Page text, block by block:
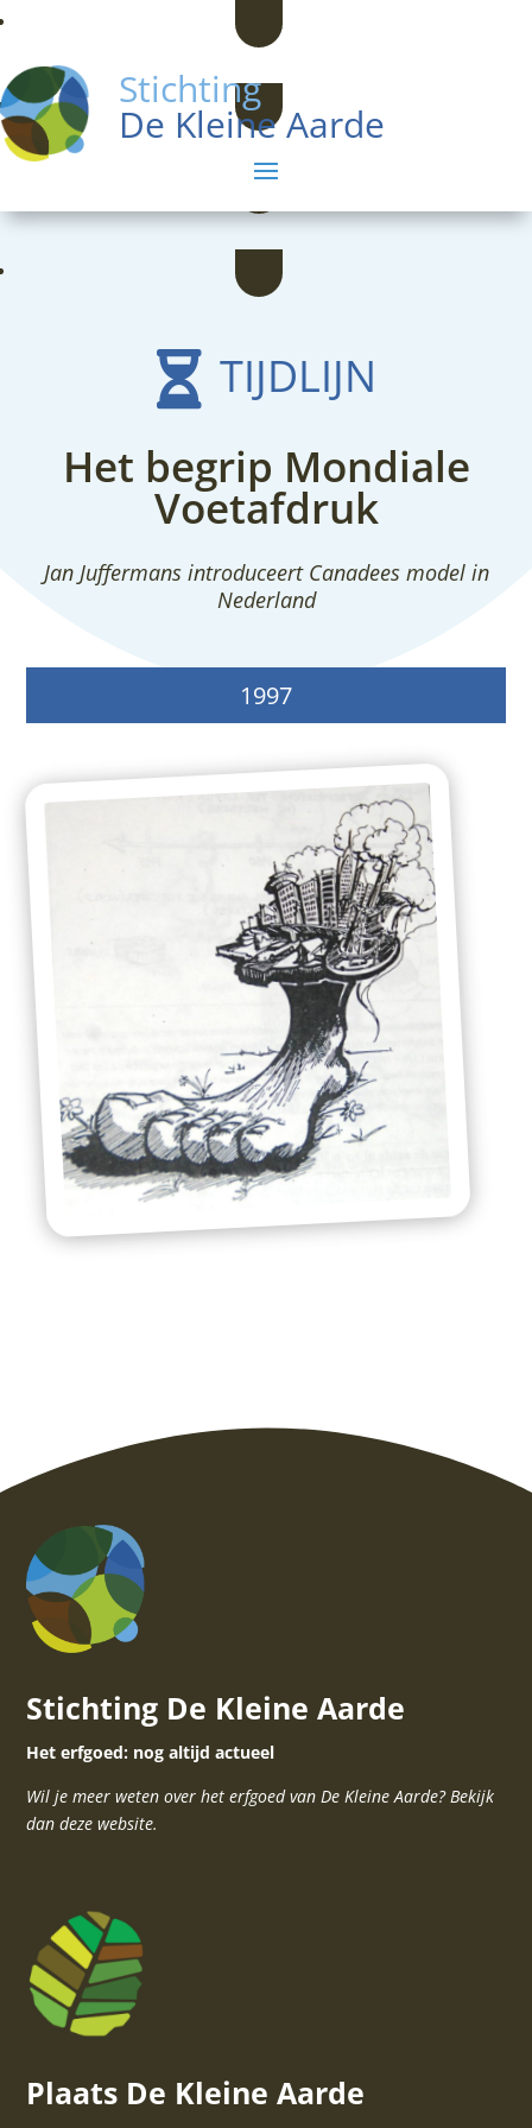
Stichting
De Kleine Aarde
 TIJDLIJN
Het begrip Mondiale
Voetafdruk
Jan Juffermans introduceert Canadees model in
Nederland
1997
Stichting De Kleine Aarde
Het erfgoed: nog altijd actueel
Wil je meer weten over het erfgoed van De Kleine Aarde? Bekijk
dan deze website.
Plaats De Kleine Aarde